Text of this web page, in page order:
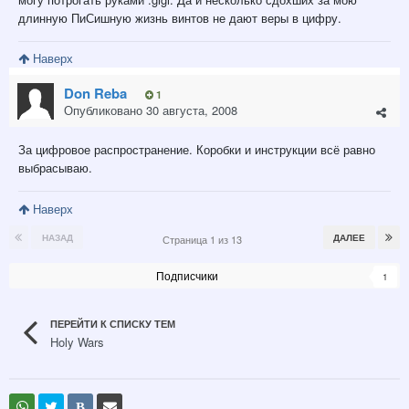
длинную ПиСишную жизнь винтов не дают веры в цифру.
Наверх
Don Reba 1
Опубликовано 30 августа, 2008
За цифровое распространение. Коробки и инструкции всё равно
выбрасываю.
Наверх
НАЗАД ДАЛЕЕ
Страница 1 из 13
Подписчики 1
ПЕРЕЙТИ К СПИСКУ ТЕМ
Holy Wars